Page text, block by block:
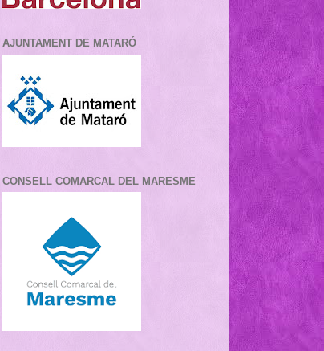
AJUNTAMENT DE MATARÓ
CONSELL COMARCAL DEL MARESME